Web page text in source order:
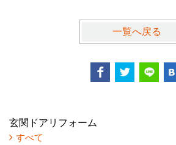
一覧へ戻る
玄関ドアリフォーム
すべて